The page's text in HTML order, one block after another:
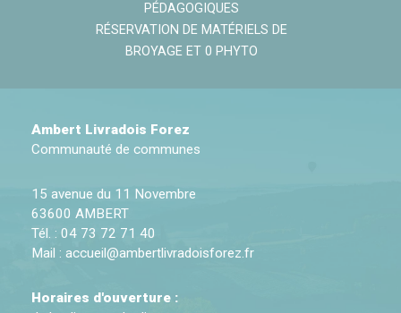
PÉDAGOGIQUES
RÉSERVATION DE MATÉRIELS DE
BROYAGE ET 0 PHYTO
Ambert Livradois Forez
Communauté de communes
15 avenue du 11 Novembre
63600 AMBERT
Tél. : 04 73 72 71 40
Mail : accueil@ambertlivradoisforez.fr
Horaires d'ouverture :